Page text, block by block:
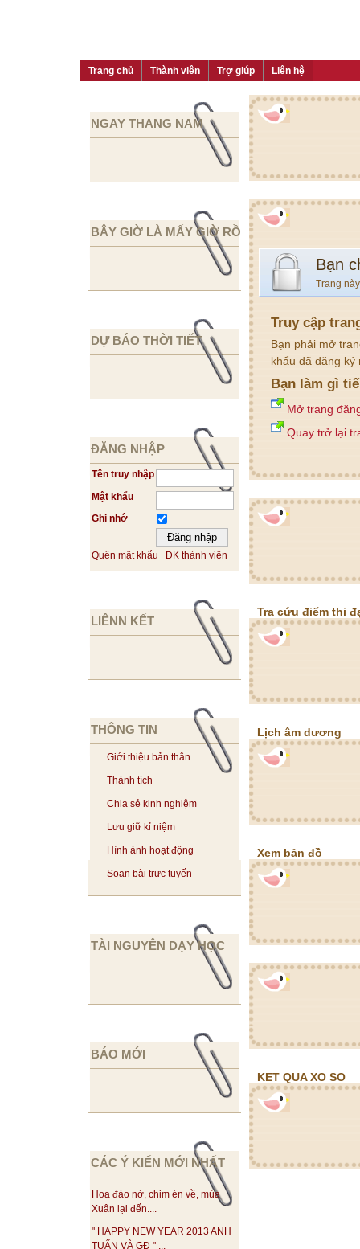
Trang chủ Thành viên Trợ giúp Liên hệ
NGAY THANG NAM
BÂY GIỜ LÀ MẤY GIỜ RỒI
DỰ BÁO THỜI TIẾT
ĐĂNG NHẬP
Tên truy nhập
Mật khẩu
Ghi nhớ
Quên mật khẩu ĐK thành viên
LIÊNN KẾT
THÔNG TIN
Giới thiệu bản thân
Thành tích
Chia sẻ kinh nghiệm
Lưu giữ kỉ niệm
Hình ảnh hoạt động
Soạn bài trực tuyến
TÀI NGUYÊN DẠY HỌC
BÁO MỚI
CÁC Ý KIẾN MỚI NHẤT
Hoa đào nở, chim én về, mùa
Xuân lại đến....
" HAPPY NEW YEAR 2013 ANH
TUẤN VÀ GĐ " ...
Bạn
Trang
Truy cập
Bạn phải mở
khẩu đã đăng
Bạn làm gì
Mở trang
Quay trở lại
Tra cứu điểm thi
Lịch âm dương
Xem bản đồ
KET QUA XO SO